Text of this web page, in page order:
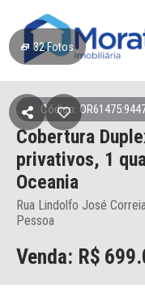
32Fotos
Código:
Cobertura
privativos, 1
Oceania
Rua Lindolfo José
Pessoa
Venda: R$